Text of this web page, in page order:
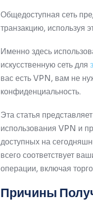
Общедоступная сеть
транзакцию, используя
Именно здесь
искусственную сеть для
вас есть VPN, вам не
конфиденциальность.
Эта статья
использования VPN и
доступных на
всего соответствует
операции, включая
Причины